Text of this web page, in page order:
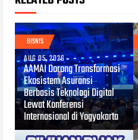
BISNIS
AUG 05, 2026
AAMAI Dorong Transformasi
Ekosistem Asuransi
Berbasis Teknologi Digital
Lewat Konferensi
Internasional di Yogyakarta